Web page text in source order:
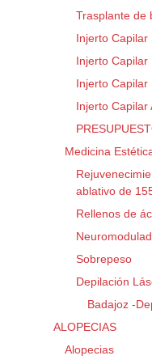
Trasplante de
Injerto Capilar
Injerto Capilar
Injerto Capilar
Injerto Capilar
Medicina
ablativo de
Rellenos de
Sobrepeso
Depilación
Badajoz -
ALOPECIAS
Alopecias